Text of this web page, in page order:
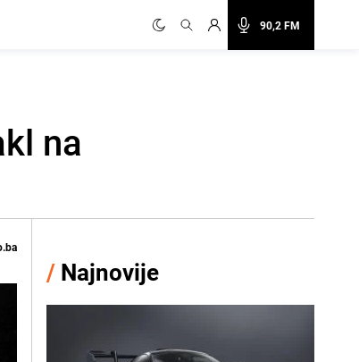
90,2 FM
na
/ Najnovije